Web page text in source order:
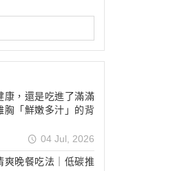
康，還是吃進了滿滿
胸「鮮嫩多汁」的背
04 Jul, 2026
爽晚餐吃法｜低碳推